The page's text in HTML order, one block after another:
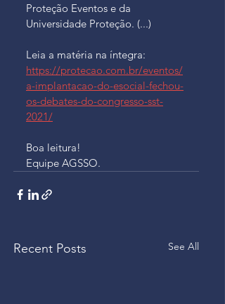
Proteção Eventos e da
Universidade Proteção. (...)
Leia a matéria na íntegra:
https://protecao.com.br/eventos/
a-implantacao-do-esocial-fechou-
os-debates-do-congresso-sst-
2021/
Boa leitura!
Equipe AGSSO.
Recent Posts See All